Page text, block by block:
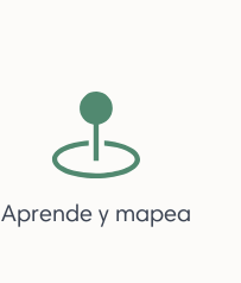
Aprende y mapea